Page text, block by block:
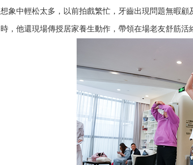
想象中輕松太多，以前拍戲繁忙，牙齒出現問題無暇
時，他還現場傳授居家養生動作，帶領在場老友舒筋活